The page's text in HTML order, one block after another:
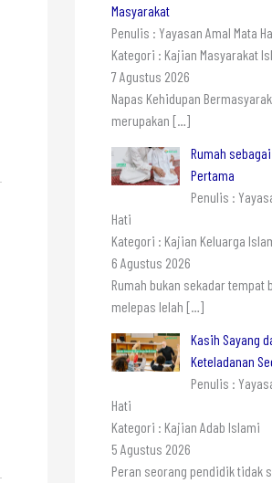
Masyarakat
Penulis : Yayasan Amal Mata
Kategori : Kajian Masyarakat
7 Agustus 2026
Napas Kehidupan
merupakan […]
Rumah
Pertama
Penulis :
Hati
Kategori : Kajian Keluarga
6 Agustus 2026
Rumah bukan sekadar tempat
melepas lelah […]
Kasih Sayang
Keteladanan
Penulis :
Hati
Kategori : Kajian Adab Islami
5 Agustus 2026
Peran seorang pendidik tidak